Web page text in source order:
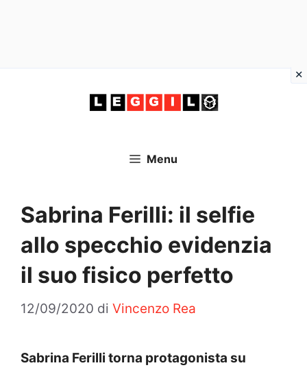
Menu
Sabrina Ferilli: il selfie
allo specchio evidenzia
il suo fisico perfetto
12/09/2020 di Vincenzo Rea
Sabrina Ferilli torna protagonista su